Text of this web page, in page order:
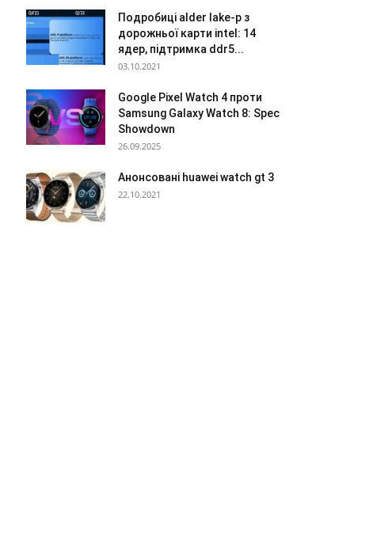
Подробиці alder lake-p з
дорожньої карти intel: 14
ядер, підтримка ddr5...
03.10.2021
Google Pixel Watch 4 проти
Samsung Galaxy Watch 8: Spec
Showdown
26.09.2025
Анонсовані huawei watch gt 3
22.10.2021